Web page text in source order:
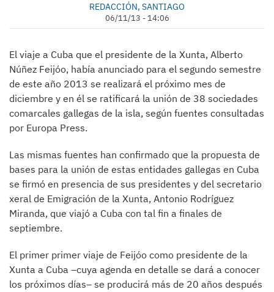
REDACCIÓN, SANTIAGO
06/11/13 - 14:06
El viaje a Cuba que el presidente de la Xunta, Alberto
Núñez Feijóo, había anunciado para el segundo semestre
de este año 2013 se realizará el próximo mes de
diciembre y en él se ratificará la unión de 38 sociedades
comarcales gallegas de la isla, según fuentes consultadas
por Europa Press.
Las mismas fuentes han confirmado que la propuesta de
bases para la unión de estas entidades gallegas en Cuba
se firmó en presencia de sus presidentes y del secretario
xeral de Emigración de la Xunta, Antonio Rodríguez
Miranda, que viajó a Cuba con tal fin a finales de
septiembre.
El primer primer viaje de Feijóo como presidente de la
Xunta a Cuba –cuya agenda en detalle se dará a conocer
los próximos días– se producirá más de 20 años después